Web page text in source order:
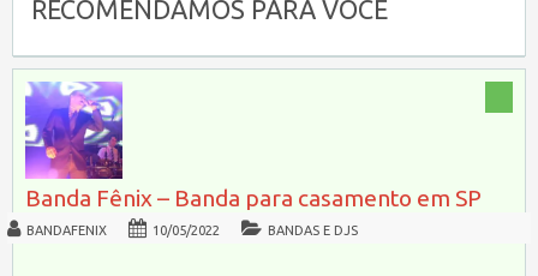
RECOMENDAMOS PARA VOCÊ
Banda Fênix – Banda para casamento em SP
BANDAFENIX 10/05/2022 BANDAS E DJS